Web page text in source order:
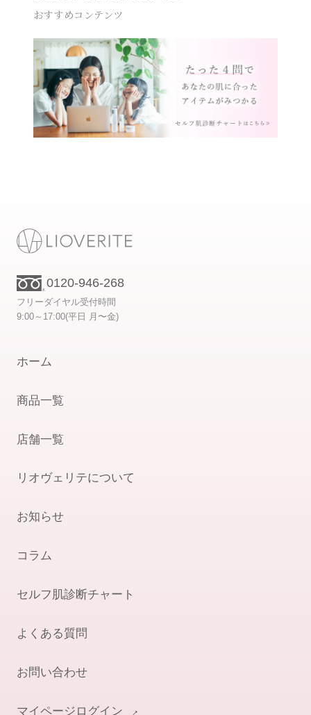
おすすめコンテンツ
0120-946-268
フリーダイヤル受付時間
9:00～17:00(平日 月〜金)
ホーム
商品一覧
店舗一覧
リオヴェリテについて
お知らせ
コラム
セルフ肌診断チャート
よくある質問
お問い合わせ
マイページログイン